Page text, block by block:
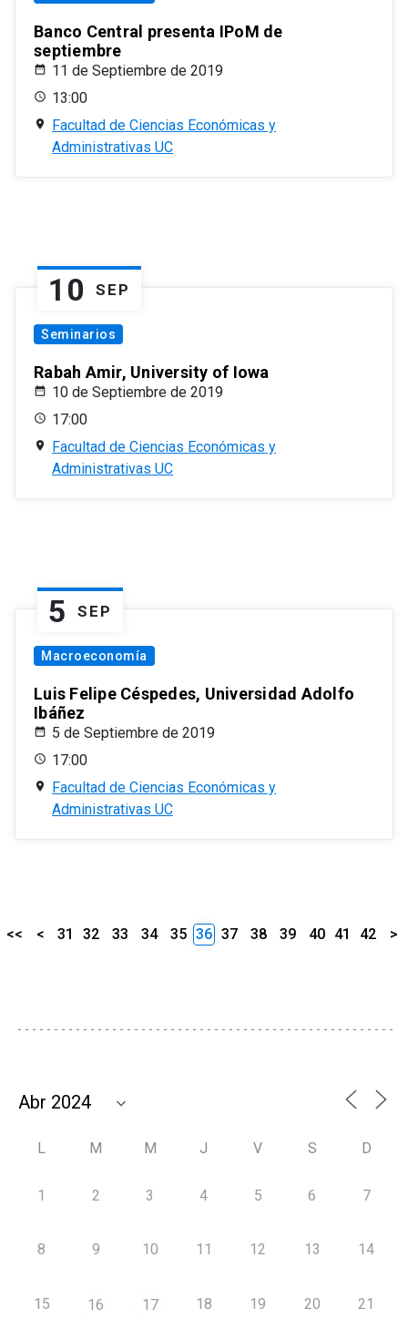
Banco Central presenta IPoM de
septiembre
11 de Septiembre de 2019
13:00
Facultad de Ciencias Económicas y
Administrativas UC
10 SEP
Seminarios
Rabah Amir, University of Iowa
10 de Septiembre de 2019
17:00
Facultad de Ciencias Económicas y
Administrativas UC
5 SEP
Macroeconomía
Luis Felipe Céspedes, Universidad Adolfo
Ibáñez
5 de Septiembre de 2019
17:00
Facultad de Ciencias Económicas y
Administrativas UC
<< < 31 32 33 34 35 36 37 38 39 40 41 42 >
L M M J V S D
1 2 3 4 5 6 7
8 9 10 11 12 13 14
15 16 17 18 19 20 21